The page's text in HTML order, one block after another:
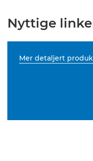
Nyttige
Mer detaljert